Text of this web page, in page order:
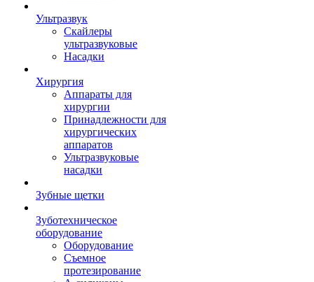
Ультразвук
Скайлеры
ультразвуковые
Насадки
Хирургия
Аппараты для
хирургии
Принадлежности для
хирургических
аппаратов
Ультразвуковые
насадки
Зубные щетки
Зуботехническое
оборудование
Оборудование
Съемное
протезирование